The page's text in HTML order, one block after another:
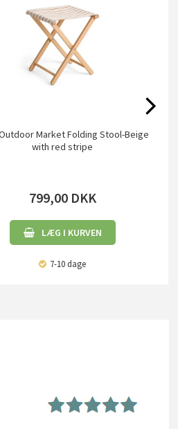
Market Folding Stool-Beige
with red stripe
799,00 DKK
LÆG I KURVEN
7-10 dage